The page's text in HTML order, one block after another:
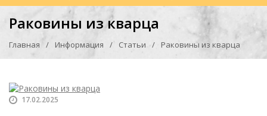
Раковины из кварца
Главная Информация Статьи Раковины из кварца
17.02.2025